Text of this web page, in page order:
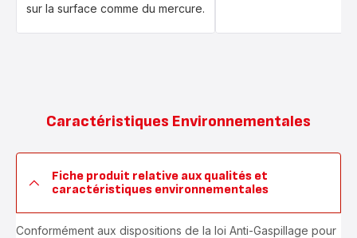
sur la surface comme du mercure.
Caractéristiques Environnementales
Fiche produit relative aux qualités et
caractéristiques environnementales
Conformément aux dispositions de la loi Anti-Gaspillage pour